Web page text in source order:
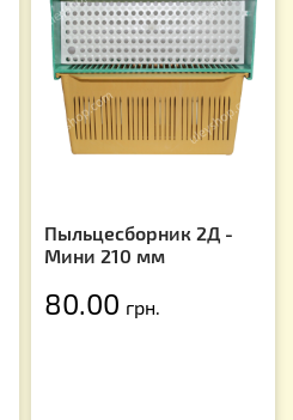
Пыльцесборник 2Д -
Мини 210 мм
80.00 грн.